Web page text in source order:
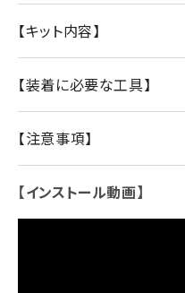
【キット内容】
【装着に必要な工具】
【注意事項】
【インストール動画】